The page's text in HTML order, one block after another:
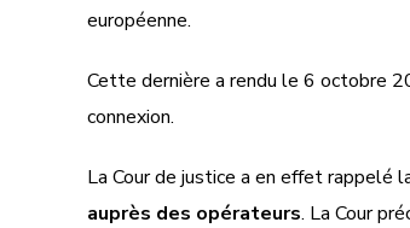
européenne.
Cette dernière a rendu le 6 octobre
connexion.
La Cour de justice a en effet rappelé
auprès des opérateurs. La Cour